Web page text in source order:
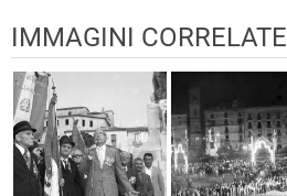
IMMAGINI CORRELATE